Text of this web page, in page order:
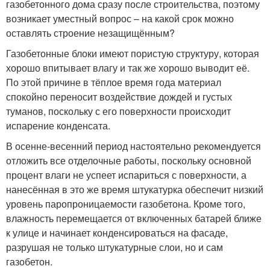
газобетонного дома сразу после строительства, поэтому
возникает уместный вопрос – на какой срок можно
оставлять строение незащищённым?
Газобетонные блоки имеют пористую структуру, которая
хорошо впитывает влагу и так же хорошо выводит её.
По этой причине в тёплое время года материал
спокойно переносит воздействие дождей и густых
туманов, поскольку с его поверхности происходит
испарение конденсата.
В осенне-весенний период настоятельно рекомендуется
отложить все отделочные работы, поскольку основной
процент влаги не успеет испариться с поверхности, а
нанесённая в это же время штукатурка обеспечит низкий
уровень паропроницаемости газобетона. Кроме того,
влажность перемещается от включенных батарей ближе
к улице и начинает конденсироваться на фасаде,
разрушая не только штукатурные слои, но и сам
газобетон.